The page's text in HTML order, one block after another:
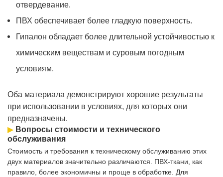
отвердевание.
ПВХ обеспечивает более гладкую поверхность.
Гипалон обладает более длительной устойчивостью к
химическим веществам и суровым погодным
условиям.
Оба материала демонстрируют хорошие результаты
при использовании в условиях, для которых они
предназначены.
▶ Вопросы стоимости и технического
обслуживания
Стоимость и требования к техническому обслуживанию этих
двух материалов значительно различаются. ПВХ-ткани, как
правило, более экономичны и проще в обработке. Для